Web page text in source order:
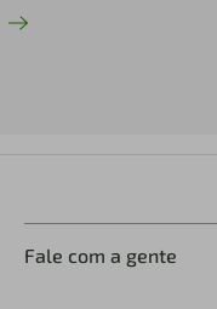
Fale com a gente